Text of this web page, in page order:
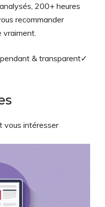
200+ heures
recommander
vraiment.
& transparent✓
vous intéresser